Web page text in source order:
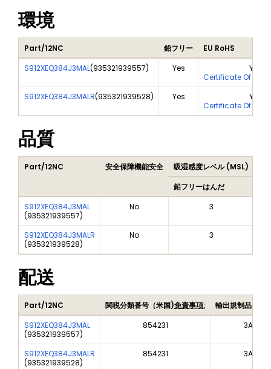
環境
Part/12NC 鉛フリー
EU RoHS
S912XEQ384J3MAL(935321939557) Yes
Yes
Certificate Of
S912XEQ384J3MALR(935321939528) Yes
Yes
Certificate Of
品質
Part/12NC 安全保障機能安全 吸湿感度レベル (MSL)
鉛フリーはんだ
S912XEQ384J3MAL
(935321939557)
No 3
S912XEQ384J3MALR
(935321939528)
No 3
配送
Part/12NC 関税分類番号（米国)免責事項:
輸出規制品目番
S912XEQ384J3MAL
(935321939557)
854231
S912XEQ384J3MALR
(935321939528)
854231